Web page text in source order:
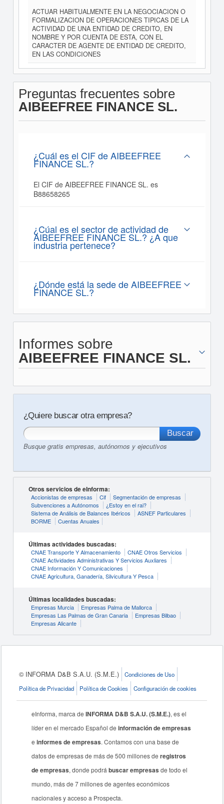
ACTUAR HABITUALMENTE EN LA NEGOCIACION O
FORMALIZACION DE OPERACIONES TIPICAS DE LA
ACTIVIDAD DE UNA ENTIDAD DE CREDITO, EN
NOMBRE Y POR CUENTA DE ESTA, CON EL
CARACTER DE AGENTE DE ENTIDAD DE CREDITO,
EN LAS CONDICIONES
Preguntas frecuentes sobre
AIBEEFREE FINANCE SL.
¿Cuál es el CIF de AIBEEFREE
FINANCE SL.?
El CIF de AIBEEFREE FINANCE SL. es
B88658265
¿Cúal es el sector de actividad de
AIBEEFREE FINANCE SL.? ¿A que
industria pertenece?
¿Dónde está la sede de AIBEEFREE
FINANCE SL.?
Informes sobre
AIBEEFREE FINANCE SL.
¿Quiere buscar otra empresa?
Busque gratis empresas, autónomos y ejecutivos
Otros servicios de eInforma:
Accionistas de empresas Cif
Segmentación de empresas
Subvenciones a Autónomos
¿Estoy en el rai?
Sistema de Análisis de Balances Ibéricos
ASNEF Particulares
BORME
Cuentas Anuales
Últimas actividades buscadas:
CNAE Transporte Y Almacenamiento
CNAE Otros Servicios
CNAE Actividades Administrativas Y Servicios Auxliares
CNAE Información Y Comunicaciones
CNAE Agricultura, Ganadería, Silvicultura Y Pesca
Últimas localidades buscadas:
Empresas Murcia
Empresas Palma de Mallorca
Empresas Las Palmas de Gran Canaria
Empresas Bilbao
Empresas Alicante
© INFORMA D&B S.A.U. (S.M.E.)
Condiciones de Uso
Política de Privacidad
Política de Cookies Configuración de cookies
eInforma, marca deINFORMA D&B S.A.U. (S.M.E.), es el
líder en el mercado Español deinformación de empresas
einformes de empresas. Contamos con una base de
datos de empresas de más de 500 millones deregistros
de empresas, donde podrábuscar empresas de todo el
mundo, más de 7 millones de agentes económicos
nacionales y acceso a Prospecta.